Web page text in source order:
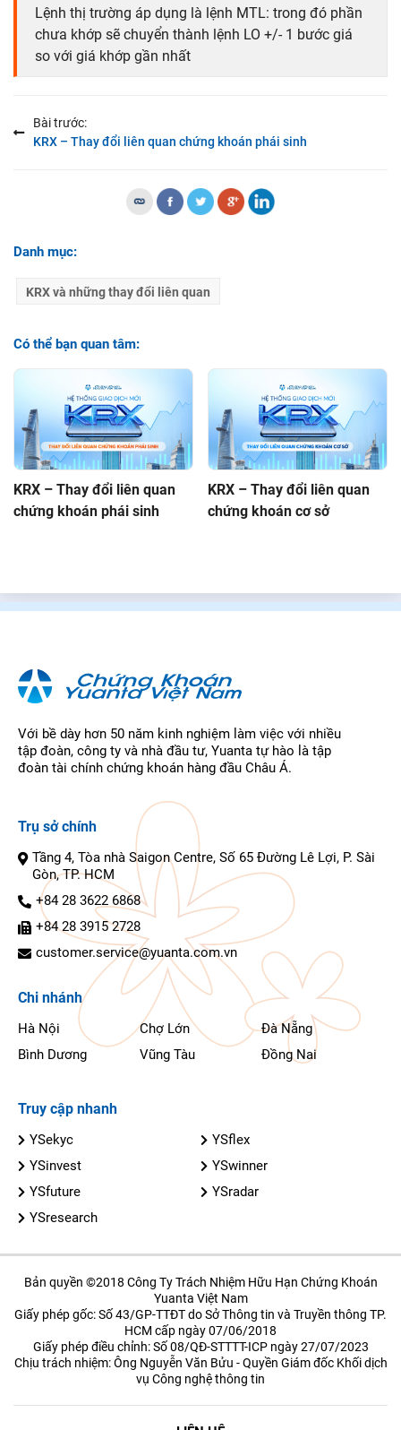
Lệnh thị trường áp dụng là lệnh MTL: trong đó phần
chưa khớp sẽ chuyển thành lệnh LO +/- 1 bước giá
so với giá khớp gần nhất
Bài trước:
KRX – Thay đổi liên quan chứng khoán phái sinh
Danh mục:
KRX và những thay đổi liên quan
Có thể bạn quan tâm:
KRX – Thay đổi liên quan
chứng khoán phái sinh
KRX – Thay đổi liên quan
chứng khoán cơ sở
Với bề dày hơn 50 năm kinh nghiệm làm việc với nhiều
tập đoàn, công ty và nhà đầu tư, Yuanta tự hào là tập
đoàn tài chính chứng khoán hàng đầu Châu Á.
Trụ sở chính
Tầng 4, Tòa nhà Saigon Centre, Số 65 Đường Lê Lợi, P. Sài
Gòn, TP. HCM
+84 28 3622 6868
+84 28 3915 2728
customer.service@yuanta.com.vn
Chi nhánh
Hà Nội Chợ Lớn
Đà Nẵng
Bình Dương
Vũng Tàu Đồng Nai
Truy cập nhanh
YSekyc
YSflex
YSinvest
YSwinner
YSfuture
YSradar
YSresearch
Bản quyền ©2018 Công Ty Trách Nhiệm Hữu Hạn Chứng Khoán
Yuanta Việt Nam
Giấy phép gốc: Số 43/GP-TTĐT do Sở Thông tin và Truyền thông TP.
HCM cấp ngày 07/06/2018
Giấy phép điều chỉnh: Số 08/QĐ-STTTT-ICP ngày 27/07/2023
Chịu trách nhiệm: Ông Nguyễn Văn Bửu - Quyền Giám đốc Khối dịch
vụ Công nghệ thông tin